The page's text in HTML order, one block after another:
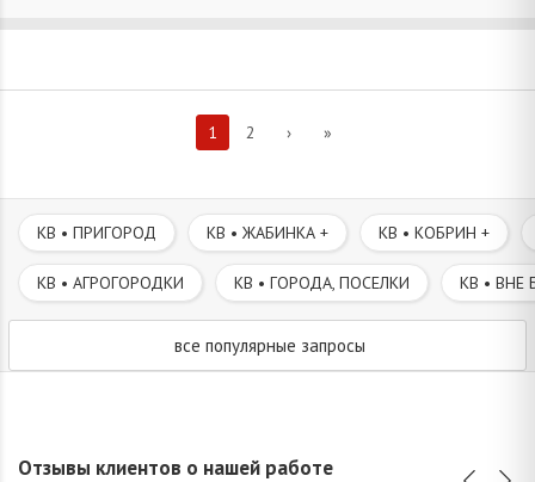
1 2 › »
КВ • ПРИГОРОД КВ • ЖАБИНКА + КВ • КОБРИН +
КВ • АГРОГОРОДКИ КВ • ГОРОДА, ПОСЕЛКИ КВ • ВНЕ
все популярные запросы
Отзывы клиентов о нашей работе